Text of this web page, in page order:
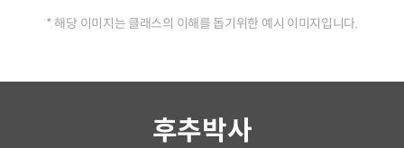
* 해당 이미지는 클래스의 이해를 돕기위한 예시 이미지입니다.
후추박사